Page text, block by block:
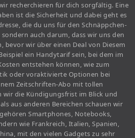
recherchieren für dich sorgfältig. Eine
ist die Sicherheit und dabei geht es
die du uns für den Schnäppchen-
auch darum, dass wir uns den
bevor wir über einen Deal von Diesem
ein Handytarif sein, bei dem im
entstehen können, wie zum
oder voraktivierte Optionen bei
Zeitschriften-Abo mit tollen
wir die Kündigungsfrist im Blick und
aus anderen Bereichen schauen wir
Smartphones, Notebooks,
wie Frankreich, Italien, Spanien,
mit den vielen Gadgets zu sehr